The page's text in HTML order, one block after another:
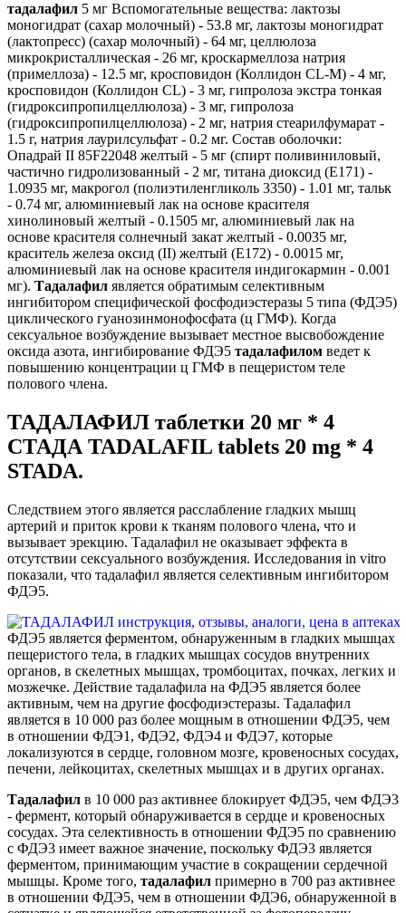
тадалафил 5 мг Вспомогательные вещества: лактозы
моногидрат (сахар молочный) - 53.8 мг, лактозы моногидрат
(лактопресс) (сахар молочный) - 64 мг, целлюлоза
микрокристаллическая - 26 мг, кроскармеллоза натрия
(примеллоза) - 12.5 мг, кросповидон (Коллидон CL-M) - 4 мг,
кросповидон (Коллидон CL) - 3 мг, гипролоза экстра тонкая
(гидроксипропилцеллюлоза) - 3 мг, гипролоза
(гидроксипропилцеллюлоза) - 2 мг, натрия стеарилфумарат -
1.5 г, натрия лаурилсульфат - 0.2 мг. Состав оболочки:
Опадрай II 85F22048 желтый - 5 мг (спирт поливиниловый,
частично гидролизованный - 2 мг, титана диоксид (Е171) -
1.0935 мг, макрогол (полиэтиленгликоль 3350) - 1.01 мг, тальк
- 0.74 мг, алюминиевый лак на основе красителя
хинолиновый желтый - 0.1505 мг, алюминиевый лак на
основе красителя солнечный закат желтый - 0.0035 мг,
краситель железа оксид (II) желтый (Е172) - 0.0015 мг,
алюминиевый лак на основе красителя индигокармин - 0.001
мг). Тадалафил является обратимым селективным
ингибитором специфической фосфодиэстеразы 5 типа (ФДЭ5)
циклического гуанозинмонофосфата (ц ГМФ). Когда
сексуальное возбуждение вызывает местное высвобождение
оксида азота, ингибирование ФДЭ5 тадалафилом ведет к
повышению концентрации ц ГМФ в пещеристом теле
полового члена.
ТАДАЛАФИЛ таблетки 20 мг * 4
СТАДА TADALAFIL tablets 20 mg * 4
STADA.
Следствием этого является расслабление гладких мышц
артерий и приток крови к тканям полового члена, что и
вызывает эрекцию. Тадалафил не оказывает эффекта в
отсутствии сексуального возбуждения. Исследования in vitro
показали, что тадалафил является селективным ингибитором
ФДЭ5.
ФДЭ5 является ферментом, обнаруженным в гладких мышцах
пещеристого тела, в гладких мышцах сосудов внутренних
органов, в скелетных мышцах, тромбоцитах, почках, легких и
мозжечке. Действие тадалафила на ФДЭ5 является более
активным, чем на другие фосфодиэстеразы. Тадалафил
является в 10 000 раз более мощным в отношении ФДЭ5, чем
в отношении ФДЭ1, ФДЭ2, ФДЭ4 и ФДЭ7, которые
локализуются в сердце, головном мозге, кровеносных сосудах,
печени, лейкоцитах, скелетных мышцах и в других органах.
Тадалафил в 10 000 раз активнее блокирует ФДЭ5, чем ФДЭ3
- фермент, который обнаруживается в сердце и кровеносных
сосудах. Эта селективность в отношении ФДЭ5 по сравнению
с ФДЭ3 имеет важное значение, поскольку ФДЭ3 является
ферментом, принимающим участие в сокращении сердечной
мышцы. Кроме того, тадалафил примерно в 700 раз активнее
в отношении ФДЭ5, чем в отношении ФДЭ6, обнаруженной в